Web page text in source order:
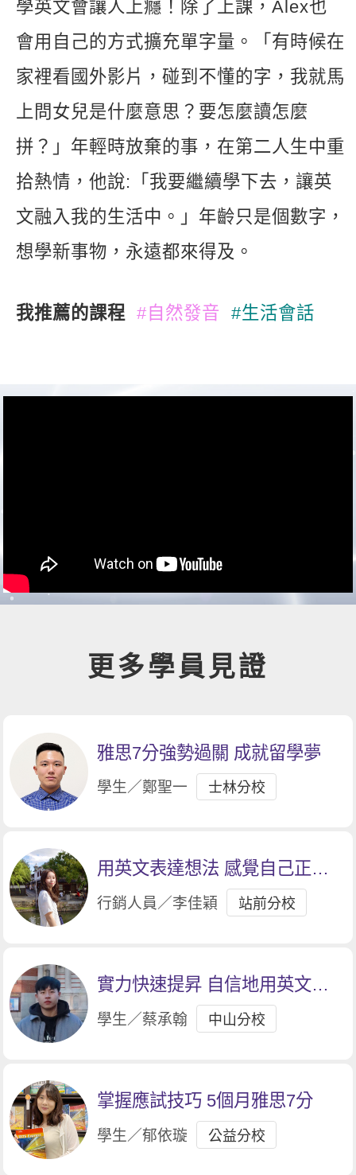
學英文會讓人上癮！除了上課，Alex也
會用自己的方式擴充單字量。「有時候在
家裡看國外影片，碰到不懂的字，我就馬
上問女兒是什麼意思？要怎麼讀怎麼
拼？」年輕時放棄的事，在第二人生中重
拾熱情，他說:「我要繼續學下去，讓英
文融入我的生活中。」年齡只是個數字，
想學新事物，永遠都來得及。
我推薦的課程 #自然發音 #生活會話
更多學員見證
雅思7分強勢過關 成就留學夢
學生／鄭聖一 士林分校
用英文表達想法 感覺自己正在
進步
行銷人員／李佳穎 站前分校
實力快速提昇 自信地用英文對
話
學生／蔡承翰 中山分校
掌握應試技巧 5個月雅思7分
學生／郁依璇 公益分校